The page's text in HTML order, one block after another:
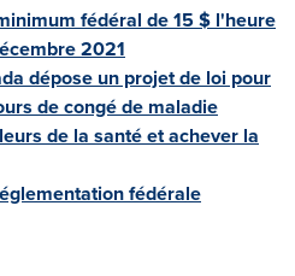
fédéral de 15 $ l'heure
2021
dépose un projet de loi pour
de congé de maladie
de la santé et achever la
fédérale